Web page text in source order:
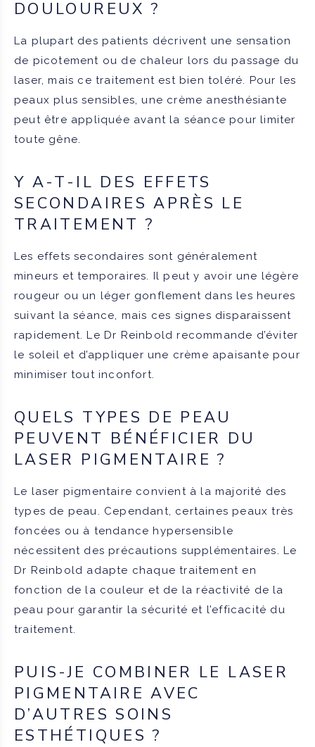
DOULOUREUX ?
La plupart des patients décrivent une sensation
de picotement ou de chaleur lors du passage du
laser, mais ce traitement est bien toléré. Pour les
peaux plus sensibles, une crème anesthésiante
peut être appliquée avant la séance pour limiter
toute gêne.
Y A-T-IL DES EFFETS
SECONDAIRES APRÈS LE
TRAITEMENT ?
Les effets secondaires sont généralement
mineurs et temporaires. Il peut y avoir une légère
rougeur ou un léger gonflement dans les heures
suivant la séance, mais ces signes disparaissent
rapidement. Le Dr Reinbold recommande d’éviter
le soleil et d’appliquer une crème apaisante pour
minimiser tout inconfort.
QUELS TYPES DE PEAU
PEUVENT BÉNÉFICIER DU
LASER PIGMENTAIRE ?
Le laser pigmentaire convient à la majorité des
types de peau. Cependant, certaines peaux très
foncées ou à tendance hypersensible
nécessitent des précautions supplémentaires. Le
Dr Reinbold adapte chaque traitement en
fonction de la couleur et de la réactivité de la
peau pour garantir la sécurité et l’efficacité du
traitement.
PUIS-JE COMBINER LE LASER
PIGMENTAIRE AVEC
D’AUTRES SOINS
ESTHÉTIQUES ?